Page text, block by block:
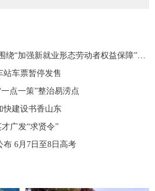
站车票暂停发售
点一策”整治易涝点
快建设书香山东
广发“求贤令”
6月7日至8日高考